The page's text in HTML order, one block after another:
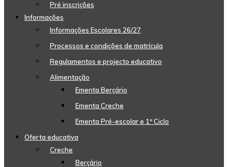
Pré inscrições
Informações
Informações Escolares 26/27
Processos e condições de matrícula
Regulamentos e projecto educativo
Alimentação
Ementa Berçário
Ementa Creche
Ementa Pré-escolar e 1º Ciclo
Oferta educativa
Creche
Berçário